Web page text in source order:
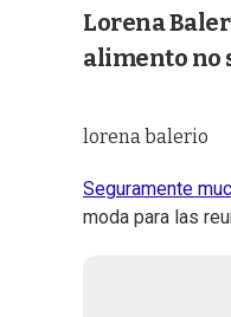
Lorena
alimento no
lorena balerio
Seguramente
moda para las